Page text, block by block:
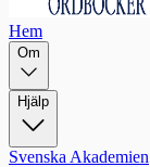
Hem
Om
Hjälp
Svenska Akademien